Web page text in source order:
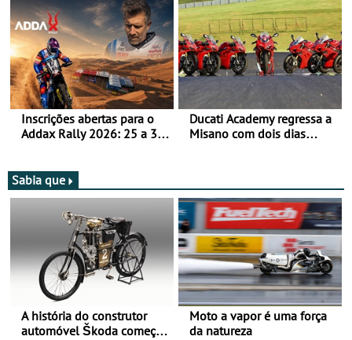
moto elétrica
de agosto
Inscrições abertas para o
Addax Rally 2026: 25 a 30
Bianchi Prata
Ducati Academy regressa a
Misano com dois dias
Circuit
Sabia que
A história do construtor
automóvel Škoda começou
Moto a vapor é uma força
da natureza